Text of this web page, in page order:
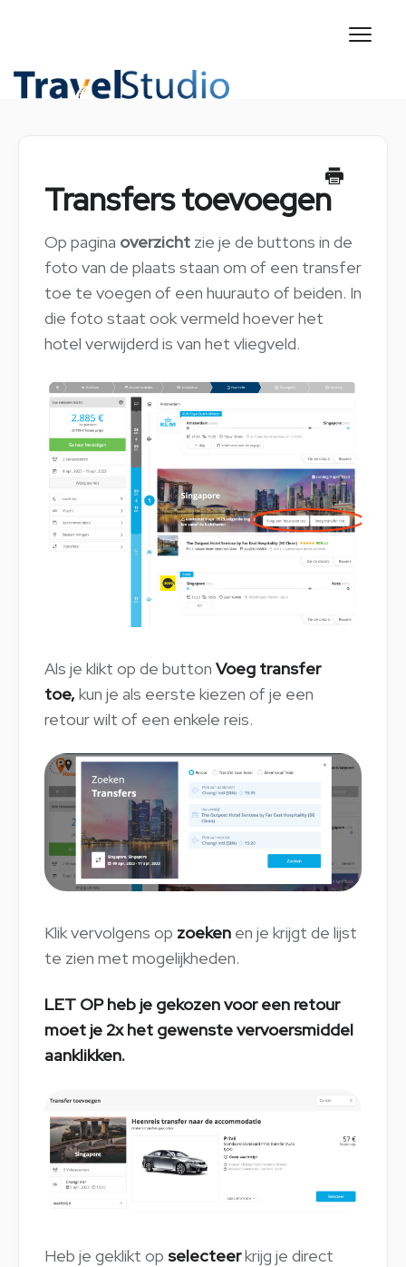
Transfers toevoegen
Op pagina overzicht zie je de buttons in de
foto van de plaats staan om of een transfer
toe te voegen of een huurauto of beiden. In
die foto staat ook vermeld hoever het
hotel verwijderd is van het vliegveld.
Als je klikt op de button Voeg transfer
toe,kun je als eerste kiezen of je een
retour wilt of een enkele reis.
Klik vervolgens op zoeken en je krijgt de lijst
te zien met mogelijkheden.
LET OP heb je gekozen voor een retour
moet je 2x het gewenste vervoersmiddel
aanklikken.
Heb je geklikt op selecteerkrijg je direct